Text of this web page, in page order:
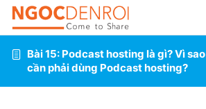
Bài 15: Podcast hosting là gì? Vì sao
cần phải dùng Podcast hosting?